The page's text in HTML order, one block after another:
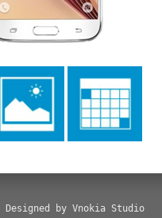
Designed by Vnokia Studio